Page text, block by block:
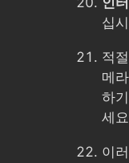
십
적
메
하
세
이